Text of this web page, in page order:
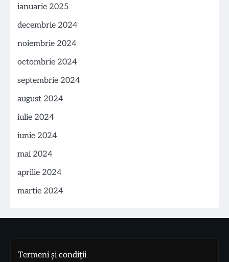
ianuarie 2025
decembrie 2024
noiembrie 2024
octombrie 2024
septembrie 2024
august 2024
iulie 2024
iunie 2024
mai 2024
aprilie 2024
martie 2024
Termeni și condiții